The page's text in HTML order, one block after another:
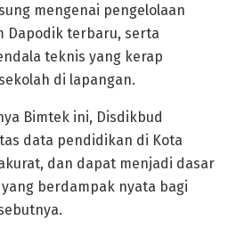
mengenai pengelolaan
Dapodik terbaru, serta
teknis yang kerap
di lapangan.
Bimtek ini, Disdikbud
data pendidikan di Kota
dan dapat menjadi dasar
berdampak nyata bagi